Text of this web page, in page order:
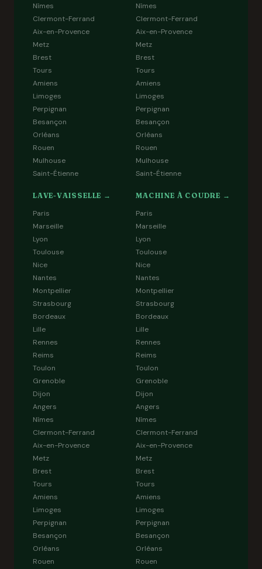
Nîmes
Clermont-Ferrand
Aix-en-Provence
Metz
Brest
Tours
Amiens
Limoges
Perpignan
Besançon
Orléans
Rouen
Mulhouse
Saint-Étienne
Nîmes
Clermont-Ferrand
Aix-en-Provence
Metz
Brest
Tours
Amiens
Limoges
Perpignan
Besançon
Orléans
Rouen
Mulhouse
Saint-Étienne
LAVE-VAISSELLE →
Paris
Marseille
Lyon
Toulouse
Nice
Nantes
Montpellier
Strasbourg
Bordeaux
Lille
Rennes
Reims
Toulon
Grenoble
Dijon
Angers
Nîmes
Clermont-Ferrand
Aix-en-Provence
Metz
Brest
Tours
Amiens
Limoges
Perpignan
Besançon
Orléans
Rouen
MACHINE À COUDRE →
Paris
Marseille
Lyon
Toulouse
Nice
Nantes
Montpellier
Strasbourg
Bordeaux
Lille
Rennes
Reims
Toulon
Grenoble
Dijon
Angers
Nîmes
Clermont-Ferrand
Aix-en-Provence
Metz
Brest
Tours
Amiens
Limoges
Perpignan
Besançon
Orléans
Rouen